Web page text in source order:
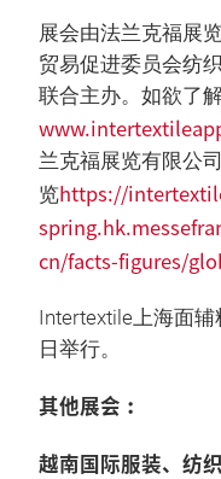
展会由法兰克福展
贸易促进委员会纺
联合主办。如欲了
兰克福展览有限公
览https://
cn/facts-figures/
Intertextile上海面
日举行。
其他展会︰
越南国际服装、纺